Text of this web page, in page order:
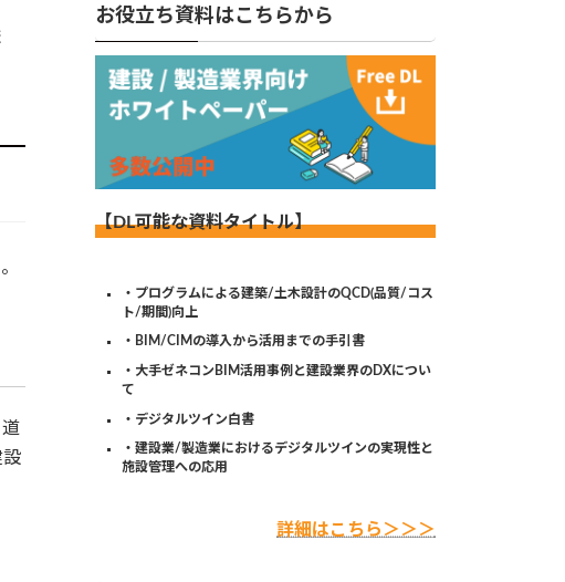
設
お役立ち資料はこちらから
【DL可能な資料タイトル】
・プログラムによる建築/土木設計のQCD(品質/コス
ト/期間)向上
・BIM/CIMの導入から活用までの手引書
・大手ゼネコンBIM活用事例と建設業界のDXについ
て
・デジタルツイン白書
・建設業/製造業におけるデジタルツインの実現性と
施設管理への応用
詳細はこちら＞＞＞